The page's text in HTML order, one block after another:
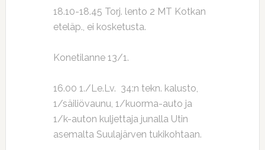
18.10-18.45 Torj. lento 2 MT Kotkan
eteläp., ei kosketusta.
Konetilanne 13/1.
16.00 1./Le.Lv. 34:n tekn. kalusto,
1/säiliövaunu, 1/kuorma-auto ja
1/k-auton kuljettaja junalla Utin
asemalta Suulajärven tukikohtaan.